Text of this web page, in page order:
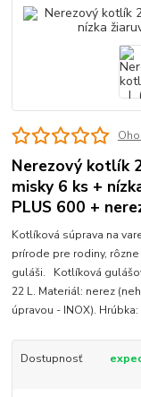
Nerezový kotlík
misky 6 ks +
PLUS 600 +
Kotlíková súprava na
prírode pre rodiny,
guláši. Kotlíková
22 L. Materiál: nerez
úpravou - INOX). Hrúbka:
Dostupnosť